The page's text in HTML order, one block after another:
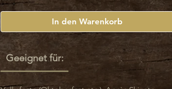
In den Warenkorb
Geeignet für: